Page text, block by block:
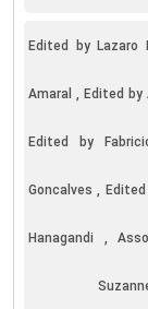
Edited by Lazaro
Amaral , Edited by
Edited by
Goncalves ,
Hanagandi ,